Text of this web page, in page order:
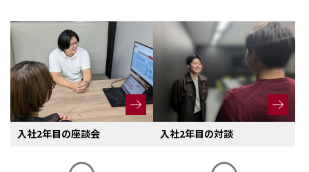
入社2年目の座談会 入社2年目の対談